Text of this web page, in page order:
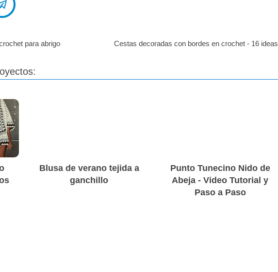
para abrigo Cestas decoradas con bordes en crochet - 16 ideas
Blusa de verano tejida a
ganchillo
Punto Tunecino Nido de
Abeja - Video Tutorial y
Paso a Paso